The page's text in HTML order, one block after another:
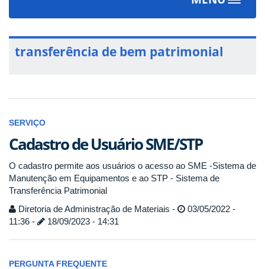
transferência de bem patrimonial
SERVIÇO
Cadastro de Usuário SME/STP
O cadastro permite aos usuários o acesso ao SME -Sistema de
Manutenção em Equipamentos e ao STP - Sistema de
Transferência Patrimonial
Diretoria de Administração de Materiais -
03/05/2022 -
11:36 -
18/09/2023 - 14:31
PERGUNTA FREQUENTE